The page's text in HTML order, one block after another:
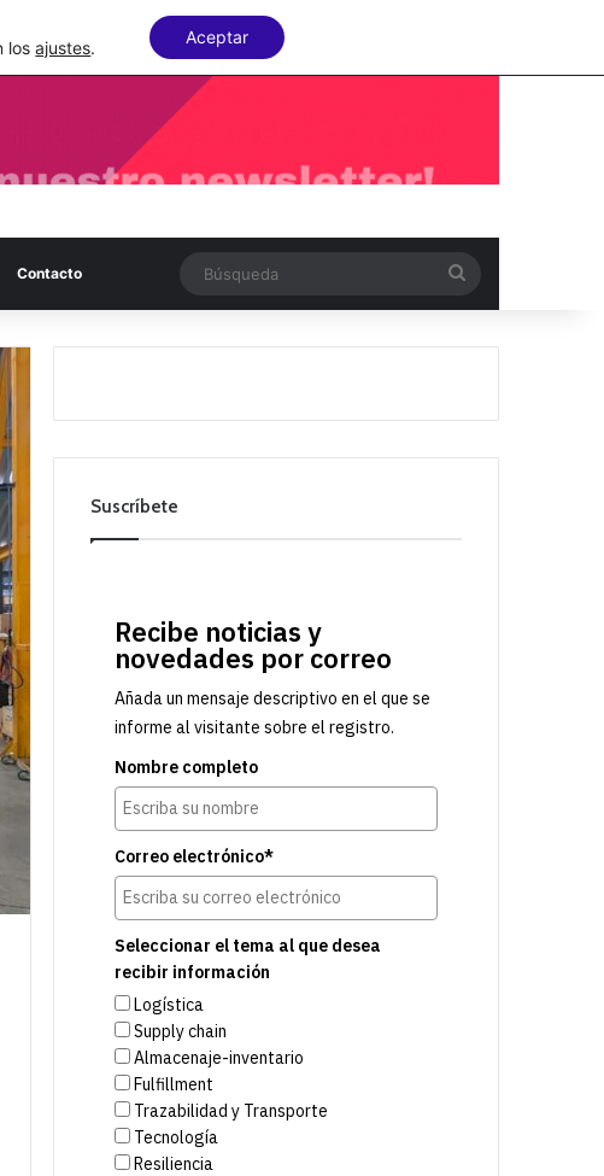
Contacto
Suscríbete
Recibe noticias y
novedades por correo
Añada un mensaje descriptivo en el que se
informe al visitante sobre el registro.
Nombre completo
Correo electrónico*
Seleccionar el tema al que desea
recibir información
Logística
Supply chain
Almacenaje-inventario
Fulfillment
Trazabilidad y Transporte
Tecnología
Resiliencia
losajustes.
Aceptar